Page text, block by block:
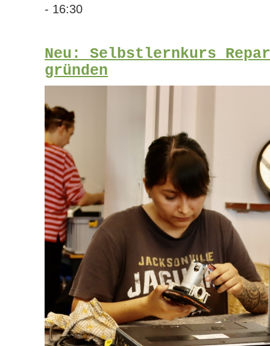
- 16:30
Neu: Selbstlernkurs
gründen